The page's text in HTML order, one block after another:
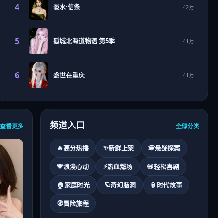
4 淡水·信条 42万
5 孤城北海道物语 第5季 41万
6 盛世在重庆 41万
查看更多 频道入口 全部分类
🔥高分热播 ✨新鲜上架 🕵悬疑探案
💗浪漫心动 ⚡热血燃场 😄轻松喜剧
🏠家庭时光 🪐奇幻脑洞 🏮 时代故事
🧭冒险旅程